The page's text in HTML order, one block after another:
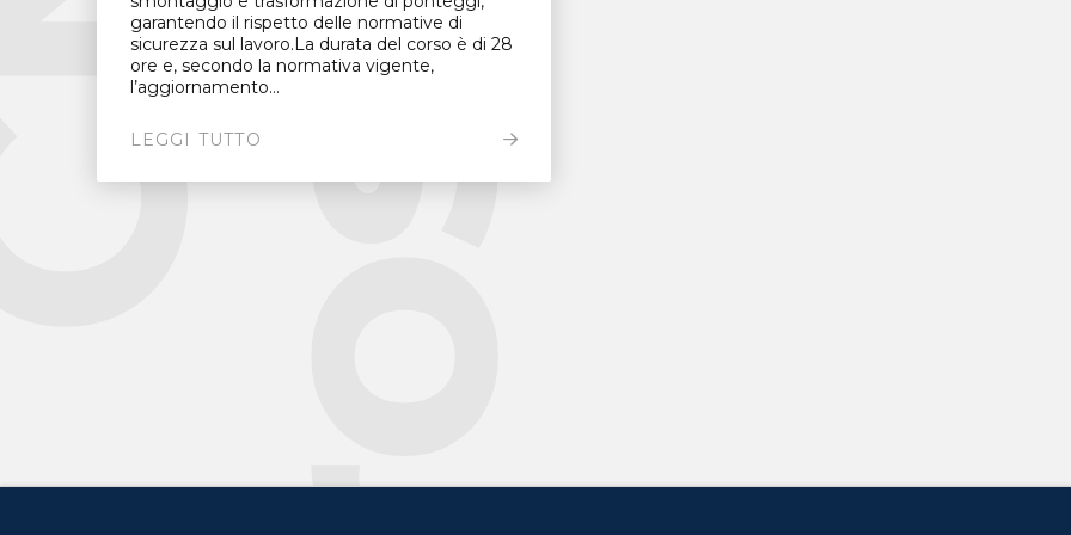
garantendo il rispetto delle normative di
sicurezza sul lavoro.La durata del corso è di 28
ore e, secondo la normativa vigente,
l’aggiornamento...
LEGGI TUTTO